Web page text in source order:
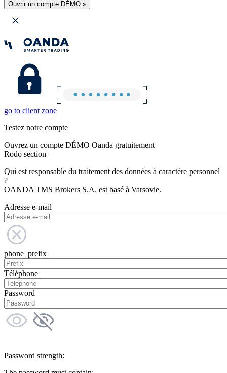
Ouvrir un compte DÉMO »
go to client zone
Testez notre compte
Ouvrez un compte DÉMO Oanda gratuitement
Rodo section
Qui est responsable du traitement des données à caractère personnel
?
OANDA TMS Brokers S.A. est basé à Varsovie.
Adresse e-mail
phone_prefix
Téléphone
Password
Password strength: